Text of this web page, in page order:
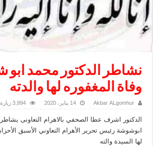
نشاطر الدكتور محمد
وفاة المغفوره لها والدته
Akbar ALgomhur 14 يناير، 2020 3,994 زيارة
الدكتور اشرف عطا الصحفي بالاهرام التعاونى
ابوشوشة رئيس تحرير الأهرام التعاوني الأسبق
لها السيدة والته